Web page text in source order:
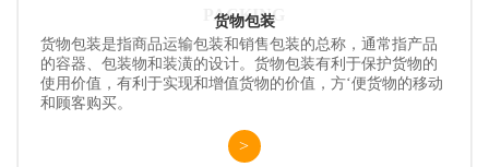
PACKING
货物包装
货物包装是指商品运输包装和销售包装的总称，通常指产品
的容器、包装物和装潢的设计。货物包装有利于保护货物的
使用价值，有利于实现和增值货物的价值，方‘便货物的移动
和顾客购买。
>